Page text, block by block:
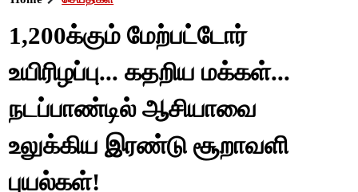
1,200க்கும் மேற்பட்டோர்
உயிரிழப்பு... கதறிய மக்கள்...
நடப்பாண்டில் ஆசியாவை
உலுக்கிய இரண்டு சூறாவளி
புயல்கள்!